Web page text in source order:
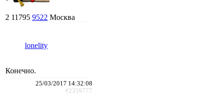
2 11795 9522 Москва
lonelity
Конечно.
25/03/2017 14:32:08
#2359777